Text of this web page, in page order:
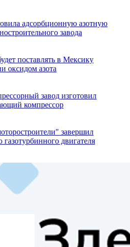
адсорбционную азотную
завода
поставлять в Мексику
оксидом азота
завод изготовил
компрессор
завершил
газотурбинного двигателя